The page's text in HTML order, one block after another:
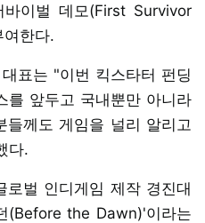
이벌 데모(First Survivor
한다.
표는 "이번 킥스타터 펀딩
를 앞두고 국내뿐만 아니라
께도 게임을 널리 알리고
다.
벌 인디게임 제작 경진대
(Before the Dawn)'이라는